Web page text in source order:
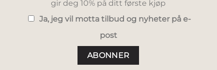
gir deg 10% på ditt første kjøp
Ja, jeg vil motta tilbud og nyheter på e-
post